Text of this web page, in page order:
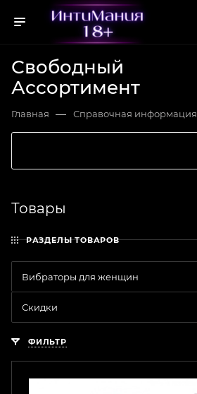
Свободный
Ассортимент
Главная — Справочная информация
Товары
РАЗДЕЛЫ ТОВАРОВ
Вибраторы для женщин
Скидки
ФИЛЬТР